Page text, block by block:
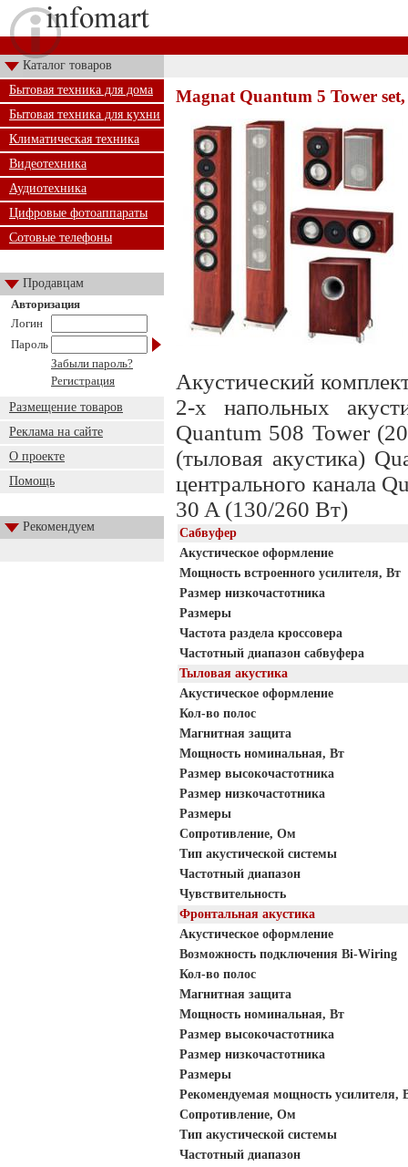
Каталог товаров
Бытовая техника для дома
Бытовая техника для кухни
Климатическая техника
Видеотехника
Аудиотехника
Цифровые фотоаппараты
Сотовые телефоны
Продавцам
Авторизация
Логин
Пароль
Забыли пароль?
Регистрация
Размещение товаров
Реклама на сайте
О проекте
Помощь
Рекомендуем
Magnat Quantum 5 Tower
Акустический
2-х напольных
Quantum 508 Tower
(тыловая акустика)
центрального канала
30 A (130/260 Вт)
Сабвуфер
Акустическое оформление
Мощность встроенного усилителя, Вт
Размер низкочастотника
Размеры
Частота раздела кроссовера
Частотный диапазон сабвуфера
Тыловая акустика
Акустическое оформление
Кол-во полос
Магнитная защита
Мощность номинальная, Вт
Размер высокочастотника
Размер низкочастотника
Размеры
Сопротивление, Ом
Тип акустической системы
Частотный диапазон
Чувствительность
Фронтальная акустика
Акустическое оформление
Возможность подключения Bi-Wiring
Кол-во полос
Магнитная защита
Мощность номинальная, Вт
Размер высокочастотника
Размер низкочастотника
Размеры
Рекомендуемая мощность усилителя,
Сопротивление, Ом
Тип акустической системы
Частотный диапазон